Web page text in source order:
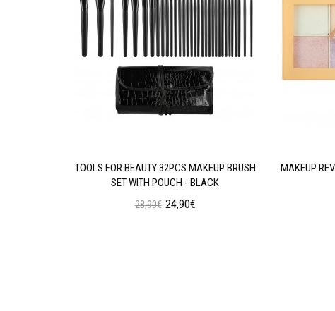
TOOLS FOR BEAUTY 32PCS MAKEUP BRUSH
SET WITH POUCH - BLACK
28,90€ 24,90€
MAKEUP